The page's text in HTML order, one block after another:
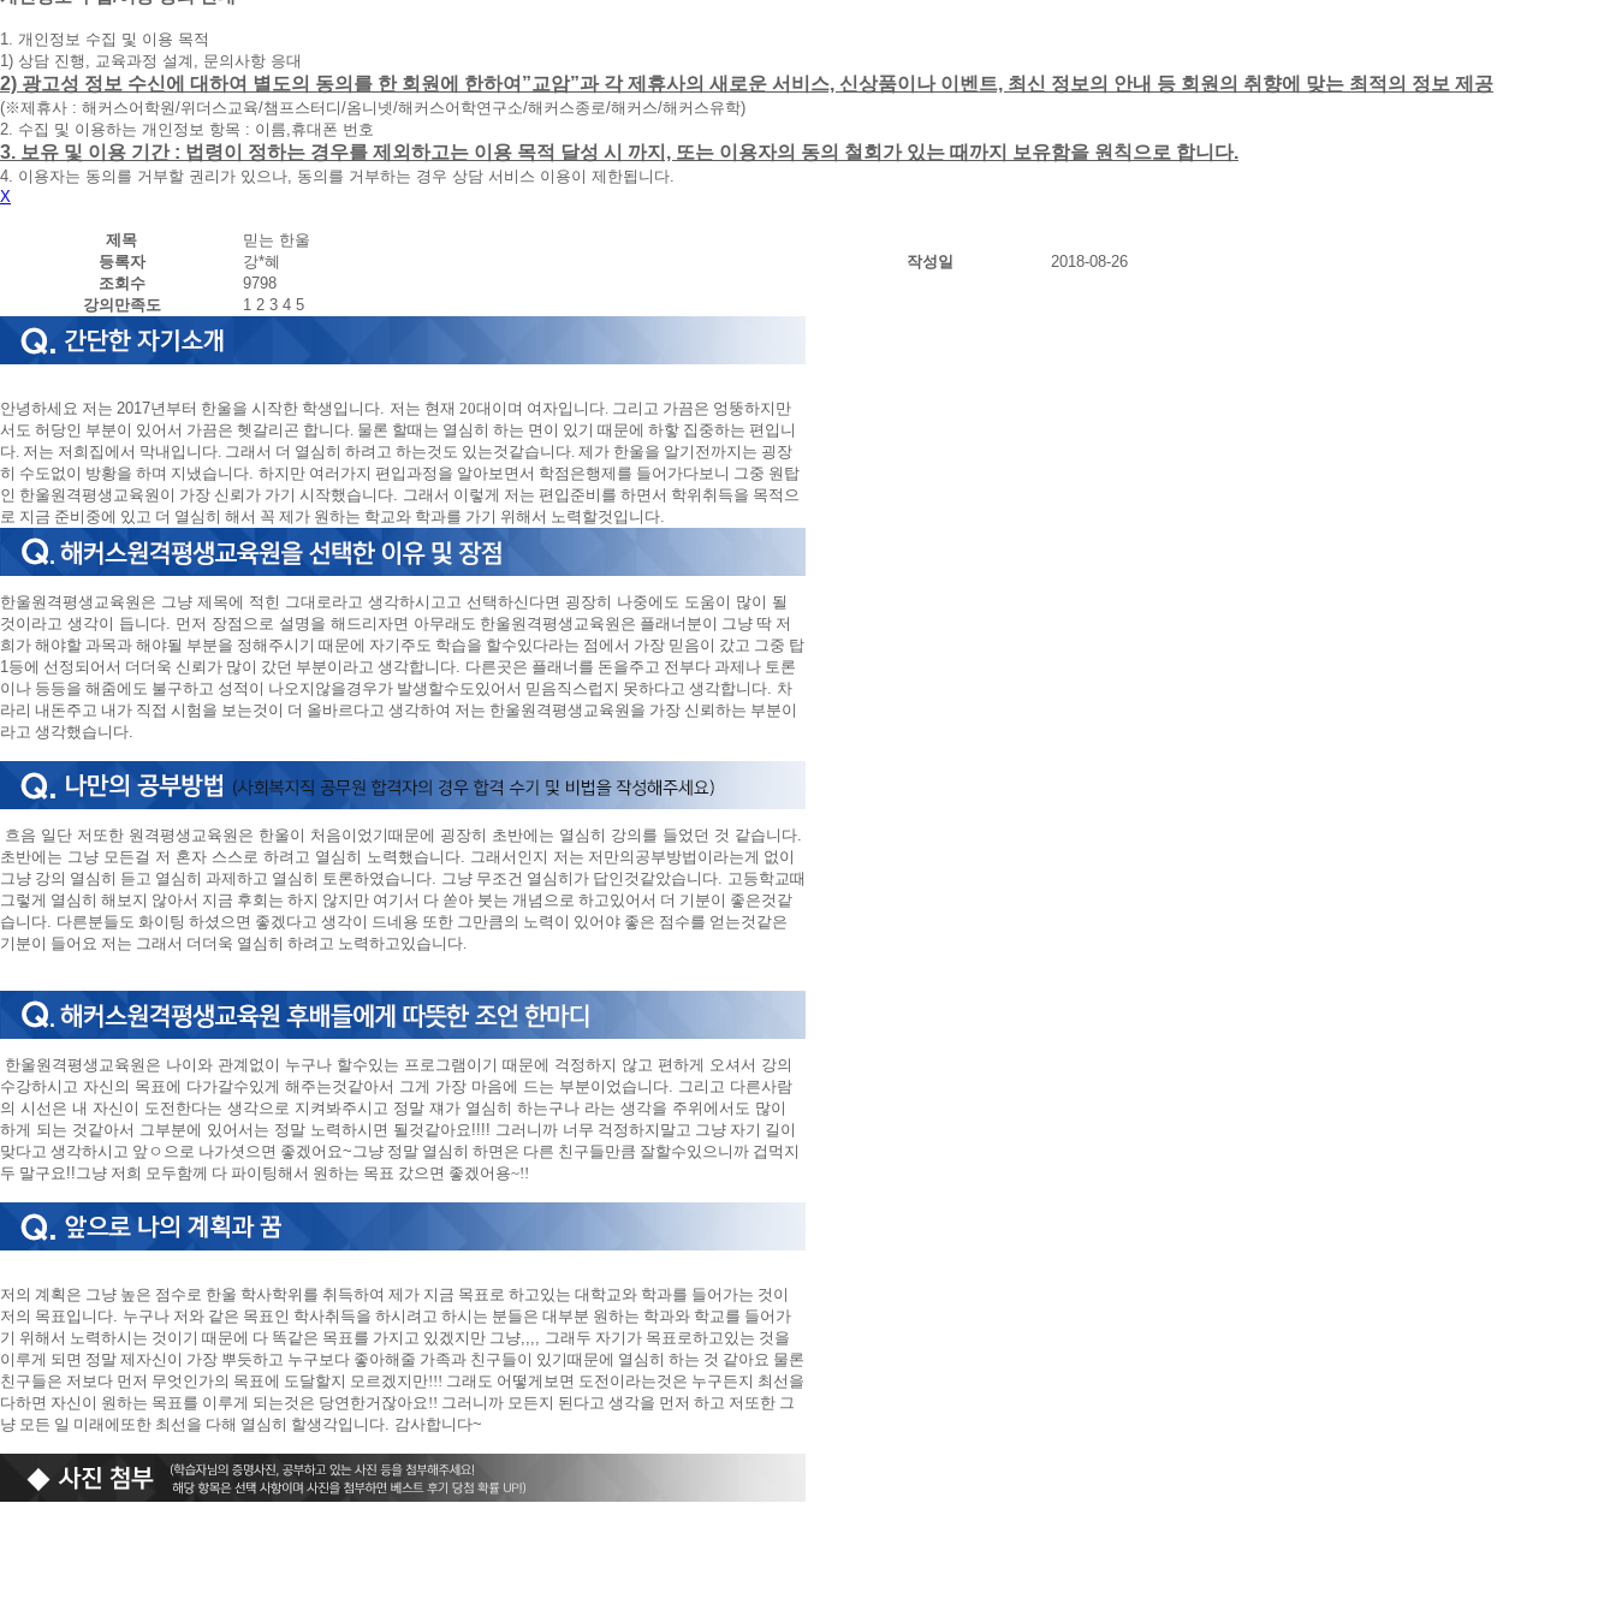
휴
대
폰
번
호
를
입
력
내
전
화
드
리
겠
습
1. 개인정보 수집 및 이용 목적
1) 상담 진행, 교육과정 설계, 문의사항 응대
2) 광고성 정보 수신에 대하여 별도의 동의를 한 회원에 한하여”교암”과 각 제휴사의 새로운 서비스, 신상품이나 이벤트, 최신 정보의 안내 등 회원의 취향에 맞는 최적의 정보 제공
(※제휴사 : 해커스어학원/위더스교육/챔프스터디/옴니넷/해커스어학연구소/해커스종로/해커스/해커스유학)
2. 수집 및 이용하는 개인정보 항목 : 이름,휴대폰 번호
3. 보유 및 이용 기간 : 법령이 정하는 경우를 제외하고는 이용 목적 달성 시 까지, 또는 이용자의 동의 철회가 있는 때까지 보유함을 원칙으로 합니다.
4. 이용자는 동의를 거부할 권리가 있으나, 동의를 거부하는 경우 상담 서비스 이용이 제한됩니다.
X
제목
믿는 한울
등록자
강*혜 작성일
2018-08-26
조회수
9798
강의만족도
1 2 3 4 5
안녕하세요 저는 2017년부터 한울을 시작한 학생입니다 저는 현재 20대이며 여자입니다. 그리고 가끔은 엉뚱하지만
서도 허당인 부분이 있어서 가끔은 헷갈리곤 합니다. 물론 할때는 열심히 하는 면이 있기 때문에 하핳 집중하는 편입니
다. 저는 저희집에서 막내입니다. 그래서 더 열심히 하려고 하는것도 있는것같습니다. 제가 한울을 알기전까지는 굉장
히 수도없이 방황을 하며 지냈습니다 하지만 여러가지 편입과정을 알아보면서 학점은행제를 들어가다보니 그중 원탑
인 한울원격평생교육원이 가장 신뢰가 가기 시작했습니다
그래서 이렇게 저는 편입준비를 하면서 학위취득을 목적으
로 지금 준비중에 있고 더 열심히 해서 꼭 제가 원하는 학교와 학과를 가기 위해서 노력할것입니다
한울원격평생교육원은 그냥 제목에 적힌 그대로라고 생각하시고고 선택하신다면 굉장히 나중에도 도움이 많이 될
것이라고 생각이 듭니다. 먼저 장점으로 설명을 해드리자면 아무래도 한울원격평생교육원은 플래너분이 그냥 딱 저
희가 해야할 과목과 해야될 부분을 정해주시기 때문에 자기주도 학습을 할수있다라는 점에서 가장 믿음이 갔고 그중 탑
1 등에 선정되어서 더더욱 신뢰가 많이 갔던 부분이라고 생각합니다 다른곳은 플래너를 돈을주고 전부다 과제나 토론
이나 등등을 해줌에도 불구하고 성적이 나오지않을경우가 발생할수도있어서 믿음직스럽지 못하다고 생각합니다 차
라리 내돈주고 내가 직접 시험을 보는것이 더 올바르다고 생각하여 저는 한울원격평생교육원을 가장 신뢰하는 부분이
라고 생각했습니다
흐음 일단 저또한 원격평생교육원은 한울이 처음이었기때문에 굉장히 초반에는 열심히 강의를 들었던 것 같습니다.
초반에는 그냥 모든걸 저 혼자 스스로 하려고 열심히 노력했습니다. 그래서인지 저는 저만의공부방법이라는게 없이
그냥 강의 열심히 듣고 열심히 과제하고 열심히 토론하였습니다
그냥 무조건 열심히가 답인것같았습니다
고등학교때
그렇게 열심히 해보지 않아서 지금 후회는 하지 않지만 여기서 다 쏟아 붓는 개념으로 하고있어서 더 기분이 좋은것같
습니다 다른분들도 화이팅 하셨으면 좋겠다고 생각이 드네용 또한 그만큼의 노력이 있어야 좋은 점수를 얻는것같은
기분이 들어요 저는 그래서 더더욱 열심히 하려고 노력하고있습니다.
한울원격평생교육원은 나이와 관계없이 누구나 할수있는 프로그램이기 때문에 걱정하지 않고 편하게 오셔서 강의
수강하시고 자신의 목표에 다가갈수있게 해주는것같아서 그게 가장 마음에 드는 부분이었습니다. 그리고 다른사람
의 시선은 내 자신이 도전한다는 생각으로 지켜봐주시고 정말 쟤가 열심히 하는구나 라는 생각을 주위에서도 많이
하게 되는 것같아서 그부분에 있어서는 정말 노력하시면 될것같아요!!!! 그러니까 너무 걱정하지말고 그냥 자기 길이
맞다고 생각하시고 앞 ㅇ 으로 나가셧으면 좋겠어요~ 그냥 정말 열심히 하면은 다른 친구들만큼 잘할수있으니까 겁먹지
두 말구요 !! 그냥 저희 모두함께 다 파이팅해서 원하는 목표 갔으면 좋겠어용~!!
저의 계획은 그냥 높은 점수로 한울 학사학위를 취득하여 제가 지금 목표로 하고있는 대학교와 학과를 들어가는 것이
저의 목표입니다 누구나 저와 같은 목표인 학사취득을 하시려고 하시는 분들은 대부분 원하는 학과와 학교를 들어가
기 위해서 노력하시는 것이기 때문에 다 똑같은 목표를 가지고 있겠지만 그냥
그래두 자기가 목표로하고있는 것을
이루게 되면 정말 제자신이 가장 뿌듯하고 누구보다 좋아해줄 가족과 친구들이 있기때문에 열심히 하는 것 같아요 물론
친구들은 저보다 먼저 무엇인가의 목표에 도달할지 모르겠지만!!! 그래도 어떻게보면 도전이라는것은 누구든지 최선을
다하면 자신이 원하는 목표를 이루게 되는것은 당연한거잖아요!! 그러니까 모든지 된다고 생각을 먼저 하고 저또한 그
냥 모든 일 미래에또한 최선을 다해 열심히 할생각입니다 감사합니다~